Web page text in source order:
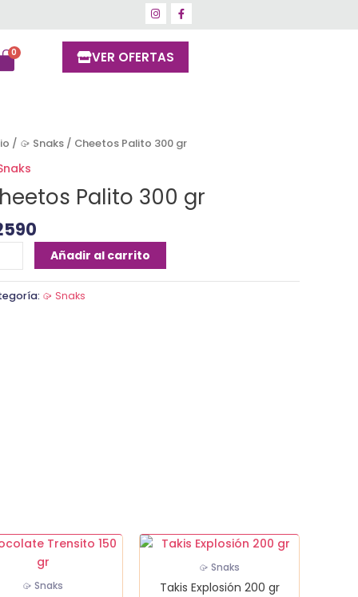
VER OFERTAS
/ 🥠 Snaks / Cheetos Palito 300 gr
Palito 300 gr
Añadir al carrito
🥠 Snaks
🥠 Snaks
🥠 Snaks
Takis Explosión 200 gr
Takis
200